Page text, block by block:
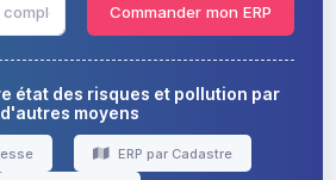
Commander mon ERP
état des risques et pollution par
d'autres moyens
ERP par Cadastre